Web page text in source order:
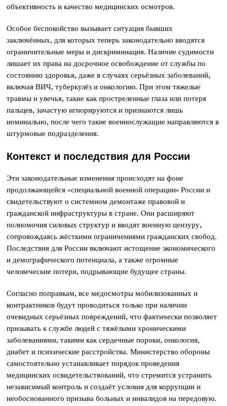
объективность и качество медицинских осмотров.
Особое беспокойство вызывает ситуация бывших
заключённых, для которых теперь законодательно вводятся
ограничительные меры и дискриминация. Наличие судимости
лишает их права на досрочное освобождение от службы по
состоянию здоровья, даже в случаях серьёзных заболеваний,
включая ВИЧ, туберкулёз и онкологию. При этом тяжелые
травмы и увечья, такие как простреленные глаза или потеря
пальцев, зачастую игнорируются и признаются лишь
номинально, после чего такие военнослужащие направляются в
штурмовые подразделения.
Контекст и последствия для России
Эти законодательные изменения происходят на фоне
продолжающейся «специальной военной операции» России и
свидетельствуют о системном демонтаже правовой и
гражданской инфраструктуры в стране. Они расширяют
полномочия силовых структур и вводят военную цензуру,
сопровождаясь жёсткими ограничениями гражданских свобод.
Последствия для России включают истощение экономического
и демографического потенциала, а также огромные
человеческие потери, подрывающие будущее страны.
Согласно поправкам, все медосмотры мобилизованных и
контрактников будут проводиться только при наличии
очевидных серьёзных повреждений, что фактически позволяет
призывать к службе людей с тяжёлыми хроническими
заболеваниями, такими как сердечные пороки, онкология,
диабет и психические расстройства. Министерство обороны
самостоятельно устанавливает порядок проведения
медицинских освидетельствований, что стремится устранить
независимый контроль и создаёт условия для коррупции и
необоснованного призыва больных и инвалидов на передовую.